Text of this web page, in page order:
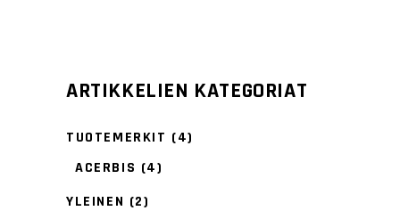
ARTIKKELIEN KATEGORIAT
TUOTEMERKIT (4)
ACERBIS (4)
YLEINEN (2)